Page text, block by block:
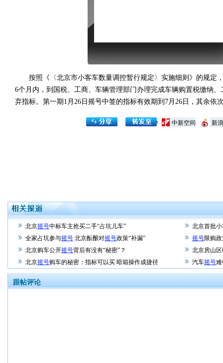
按照《〈北京市小客车数量调控暂行规定〉实施细则》的规定
6个月内，到国税、工商、车辆管理部门办理完成车辆购置税缴纳
弃指标。第一期1月26日摇号中签的指标有效期到7月26日，其余依
新
中新空间
北京摇号中标车主抢买二手“占坑儿车”
北京首批
全家占坑参与摇号 北京酝酿对摇号政策“补漏” 摇号限购
北京购车公开摇号背后有没有“秘密”？
北京房山
北京摇号购车的秘密：指标可以买 暗箱操作成捷径 汽车摇号难
跟帖评论